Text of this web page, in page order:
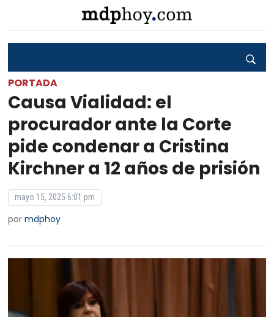
PORTADA
Causa Vialidad: el
procurador ante la Corte
pide condenar a Cristina
Kirchner a 12 años de prisión
mayo 15, 2025 6:01 pm
pormdphoy